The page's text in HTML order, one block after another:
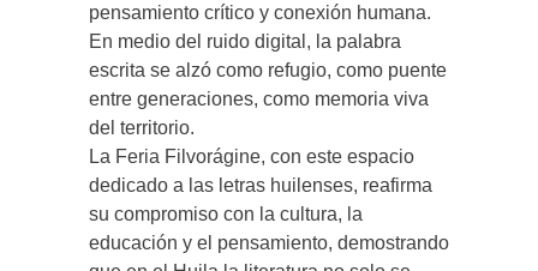
pensamiento crítico y conexión humana.
En medio del ruido digital, la palabra
escrita se alzó como refugio, como puente
entre generaciones, como memoria viva
del territorio.
La Feria Filvorágine, con este espacio
dedicado a las letras huilenses, reafirma
su compromiso con la cultura, la
educación y el pensamiento, demostrando